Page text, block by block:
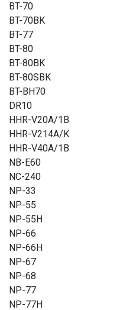
BT-70
BT-70BK
BT-77
BT-80
BT-80BK
BT-80SBK
BT-BH70
DR10
HHR-V20A/1B
HHR-V214A/K
HHR-V40A/1B
NB-E60
NC-240
NP-33
NP-55
NP-55H
NP-66
NP-66H
NP-67
NP-68
NP-77
NP-77H